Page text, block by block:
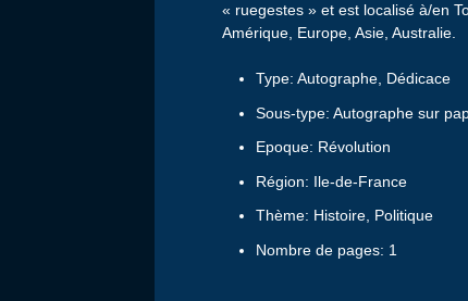
« ruegestes » et est localisé à/en
Amérique, Europe, Asie, Australie.
Type: Autographe, Dédicace
Sous-type: Autographe sur
Epoque: Révolution
Région: Ile-de-France
Thème: Histoire, Politique
Nombre de pages: 1